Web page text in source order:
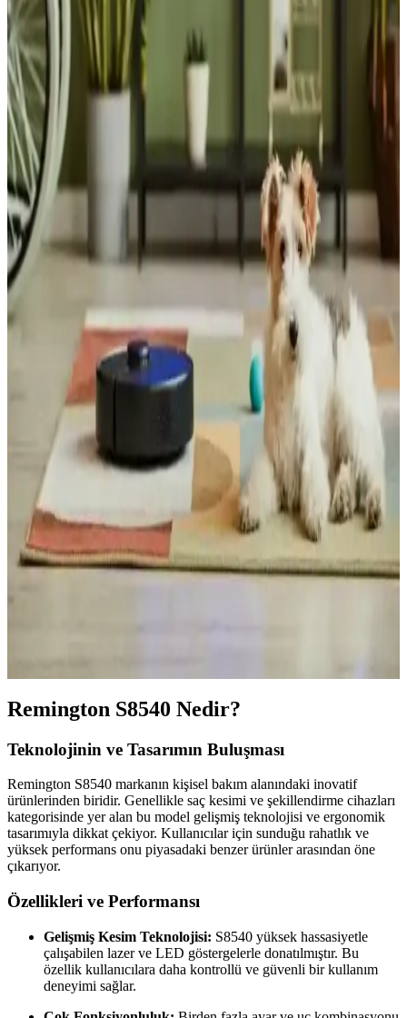
Günlük Kararları Kolaylaştırmak İçin Teknoloji ve
Yapay Zeka Destekli Çözümler
Günlük karar verme süreçlerinde teknoloji ve yapay zeka destekli
araçlar, alışverişten finansal planlamaya kadar çeşitli alanlarda karar
yorgunluğunu azaltarak verimliliği artırıyor.
Miami'de Otonom ve Drone Fırlatan Yeni Polis
Aracının Teknolojik ve Toplumsal Boyutları
Miami polis teşkilatı, otonom sürüş ve drone fırlatma özellikli yeni
aracını tanıttı. Teknolojik avantajlar kadar etik ve güvenlik endişeleri
de gündemde.
Deniz Suyunda Çözünebilen ve Mikroplastik
Bırakmayan Yeni Plastik Malzeme Geliştirilmesi
Japon bilim insanları, deniz suyunda birkaç saat içinde tamamen
çözünebilen ve mikroplastik bırakmayan dayanıklı yeni bir plastik
geliştirdi. Bu malzeme çevre dostu özellikleriyle plastik kirliliğine
çözüm sunuyor.
Ses Tabanlı Yangın Söndürme Sistemi: Suya
Alternatif İnfrasound Teknolojisi
Kaliforniya'da geliştirilen ses tabanlı yangın söndürme sistemi,
infrasound dalgalarıyla oksijeni azaltarak yangını bastırıyor. Su
hasarını önleyen bu teknoloji, elektronik alanlarda güvenli kullanım
sunuyor.
Robot Süpürge Seçiminde Gürültü ve Komşu
Rahatsızlığına Dair Güncel Teknolojik Çözümler
Remington S8540 Nedir?
Teknolojinin ve Tasarımın Buluşması
Remington S8540 markanın kişisel bakım alanındaki inovatif
ürünlerinden biridir. Genellikle saç kesimi ve şekillendirme cihazları
kategorisinde yer alan bu model gelişmiş teknolojisi ve ergonomik
tasarımıyla dikkat çekiyor. Kullanıcılar için sunduğu rahatlık ve
yüksek performans onu piyasadaki benzer ürünler arasından öne
çıkarıyor.
Özellikleri ve Performansı
Gelişmiş Kesim Teknolojisi: S8540 yüksek hassasiyetle
çalışabilen lazer ve LED göstergelerle donatılmıştır. Bu
özellik kullanıcılara daha kontrollü ve güvenli bir kullanım
deneyimi sağlar.